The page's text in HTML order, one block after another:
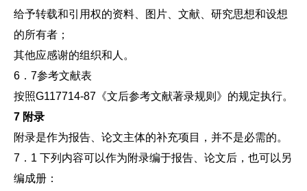
给予转载和引用权的资料、图片、文献、研究思想和设想
的所有者；
其他应感谢的组织和人。
6．7参考文献表
按照G117714-87《文后参考文献著录规则》的规定执行。
7 附录
附录是作为报告、论文主体的补充项目，并不是必需的。
7．1 下列内容可以作为附录编于报告、论文后，也可以另
编成册：